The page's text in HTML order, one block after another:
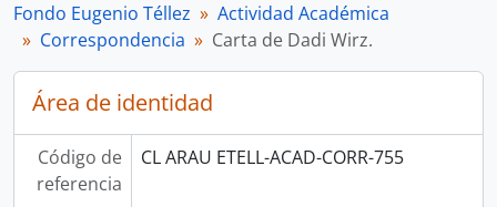
Fondo Eugenio Téllez
Actividad Académica
Correspondencia
Carta de Dadi Wirz.
Área de identidad
Código de
referencia
CL ARAU ETELL-ACAD-CORR-755